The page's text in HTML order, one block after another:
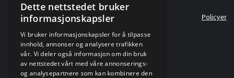
Policyer
Dette nettstedet bruker
informasjonskapsler
Vi bruker informasjonskapsler for å tilpasse
innhold, annonser og analysere trafikken
vår. Vi deler også informasjon om din bruk
av nettstedet vårt med våre annonserings-
og analysepartnere som kan kombinere den